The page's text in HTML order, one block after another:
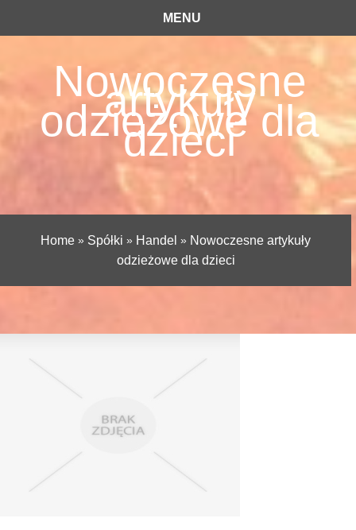
MENU
Nowoczesne
artykuły
odzieżowe dla
dzieci
Home » Spółki » Handel » Nowoczesne artykuły
odzieżowe dla dzieci